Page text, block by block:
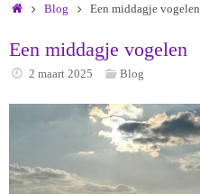
HomeBlog Een middagje vogelen
Een middagje vogelen
2 maart 2025 Blog